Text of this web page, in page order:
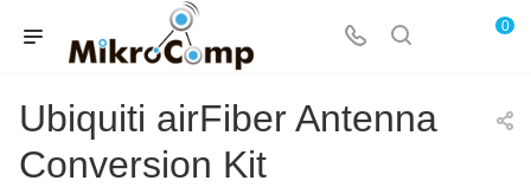
0
Ubiquiti airFiber Antenna
Conversion Kit